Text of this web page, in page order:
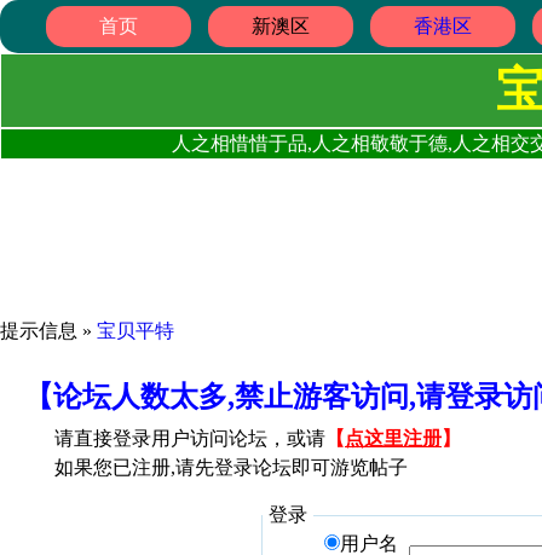
首页 新澳区 香港区
人之相惜惜于品,人之相敬敬于德,人之相
提示信息 » 宝贝平特
【论坛人数太多,禁止游客访问,请登录
请直接登录用户访问论坛，或请 【 点这里注册】
如果您已注册,请先登录论坛即可游览帖子
登录
用户名